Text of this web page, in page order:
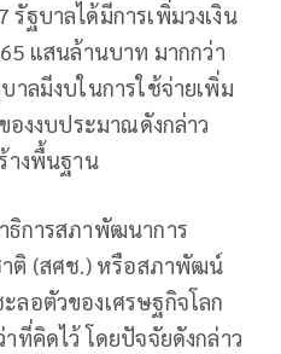
ฐบาลได้มีการเพิ่มวงเงิน
แสนล้านบาท มากกว่า
าลมีงบในการใช้จ่ายเพิ่ม
องงบประมาณดังกล่าว
างพื้นฐาน
การสภาพัฒนาการ
ติ (สศช.) หรือสภาพัฒน์
อตัวของเศรษฐกิจโลก
ที่คิดไว้ โดยปัจจัยดังกล่าว